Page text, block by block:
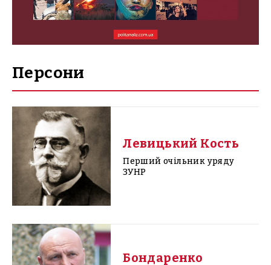
Персони
Левицький Кость
Перший очільник уряду
ЗУНР
Бондаренко